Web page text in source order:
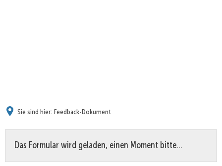
Sie sind hier: Feedback-Dokument
Das Formular wird geladen, einen Moment bitte…